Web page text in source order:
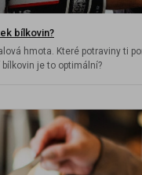
bílkovin?
hmota. Které potraviny ti
je to optimální?